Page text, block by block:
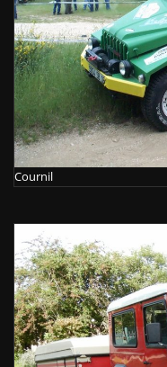
Cournil